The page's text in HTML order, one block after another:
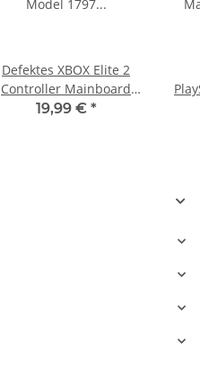
Defektes XBOX Elite 2
Controller Mainboard
Model 1797 Stickdrift
19,99 € *